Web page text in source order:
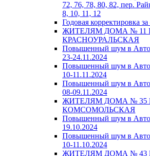
72, 76, 78, 80, 82, пер.
8, 10, 11, 12
Годовая корректировка
ЖИТЕЛЯМ ДОМА № 11
КРАСНОУРАЛЬСКАЯ
Повышенный шум в
23-24.11.2024
Повышенный шум в
10-11.11.2024
Повышенный шум в
08-09.11.2024
ЖИТЕЛЯМ ДОМА № 35
КОМСОМОЛЬСКАЯ
Повышенный шум в
19.10.2024
Повышенный шум в
10-11.10.2024
ЖИТЕЛЯМ ДОМА № 43